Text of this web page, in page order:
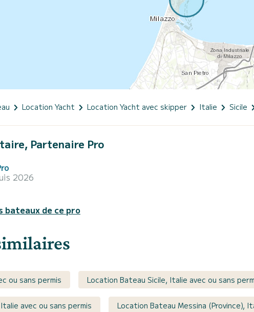
Location Yacht Location Yacht avec skipper Italie Sicile
Partenaire Pro
2026
bateaux de ce pro
ou sans permis Location Bateau Sicile, Italie avec ou sans
avec ou sans permis Location Bateau Messina (Province),